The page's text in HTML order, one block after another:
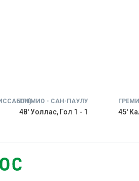
ГРЕМИО - САН-ПАУЛУ
48' Уоллас, Гол 1 - 1 45'